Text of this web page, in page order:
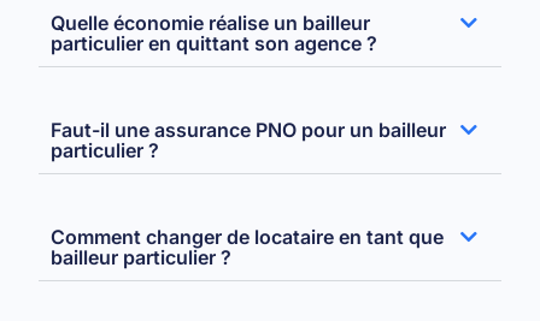
Quelle économie réalise un bailleur
particulier en quittant son agence ?
Faut-il une assurance PNO pour un bailleur
particulier ?
Comment changer de locataire en tant que
bailleur particulier ?